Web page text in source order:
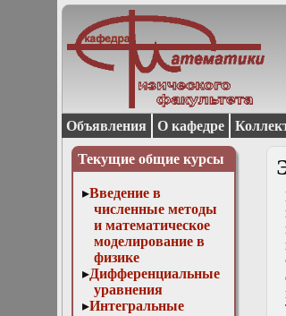
Объявления О кафедре
Текущие общие курсы
Введение в
численные методы
и математическое
моделирование в
физике
Дифференциальные
уравнения
Интегральные